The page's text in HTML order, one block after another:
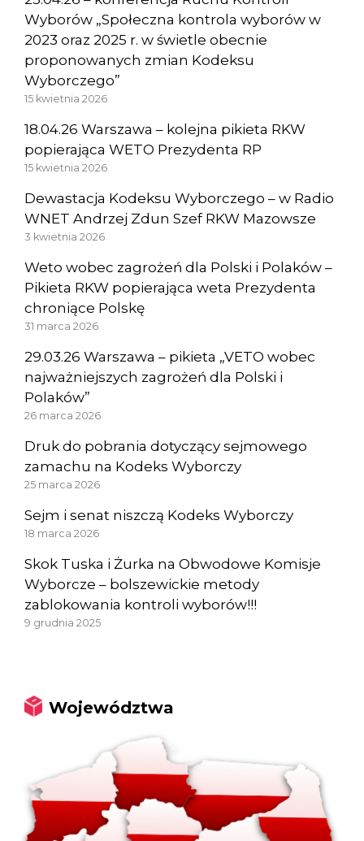
Wyborów „Społeczna kontrola wyborów w
2023 oraz 2025 r. w świetle obecnie
proponowanych zmian Kodeksu
Wyborczego”
15 kwietnia 2026
18.04.26 Warszawa – kolejna pikieta RKW
popierająca WETO Prezydenta RP
15 kwietnia 2026
Dewastacja Kodeksu Wyborczego – w Radio
WNET Andrzej Zdun Szef RKW Mazowsze
3 kwietnia 2026
Weto wobec zagrożeń dla Polski i Polaków –
Pikieta RKW popierająca weta Prezydenta
chroniące Polskę
31 marca 2026
29.03.26 Warszawa – pikieta „VETO wobec
najważniejszych zagrożeń dla Polski i
Polaków”
26 marca 2026
Druk do pobrania dotyczący sejmowego
zamachu na Kodeks Wyborczy
25 marca 2026
Sejm i senat niszczą Kodeks Wyborczy
18 marca 2026
Skok Tuska i Żurka na Obwodowe Komisje
Wyborcze – bolszewickie metody
zablokowania kontroli wyborów!!!
9 grudnia 2025
Województwa